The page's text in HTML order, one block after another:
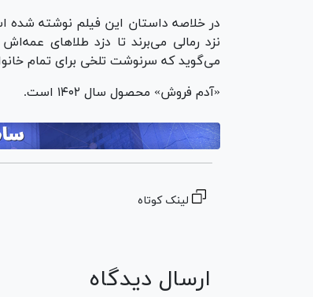
در خلاصه داستان این فیلم نوشته شده
نزد رمالی می‌برند تا دزد طلاهای
می‌گوید که سرنوشت تلخی برای تمام
«آدم فروش» محصول سال ۱۴۰۲ است.
لینک کوتاه
ارسال دیدگاه